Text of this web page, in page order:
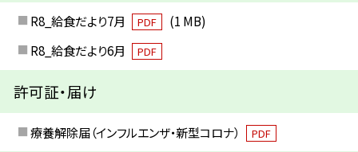
R8_給食だより7月 PDF
(1 MB)
R8_給食だより6月
PDF
許可証・届け
療養解除届（インフルエンザ・新型コロナ） PDF